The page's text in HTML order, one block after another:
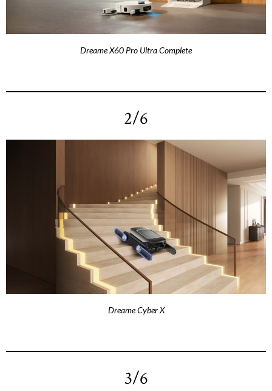
Dreame X60 Pro Ultra Complete
2/6
Dreame Cyber X
3/6